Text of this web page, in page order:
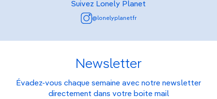
Suivez Lonely Planet
@lonelyplanetfr
Newsletter
Évadez-vous chaque semaine avec notre newsletter
directement dans votre boite mail